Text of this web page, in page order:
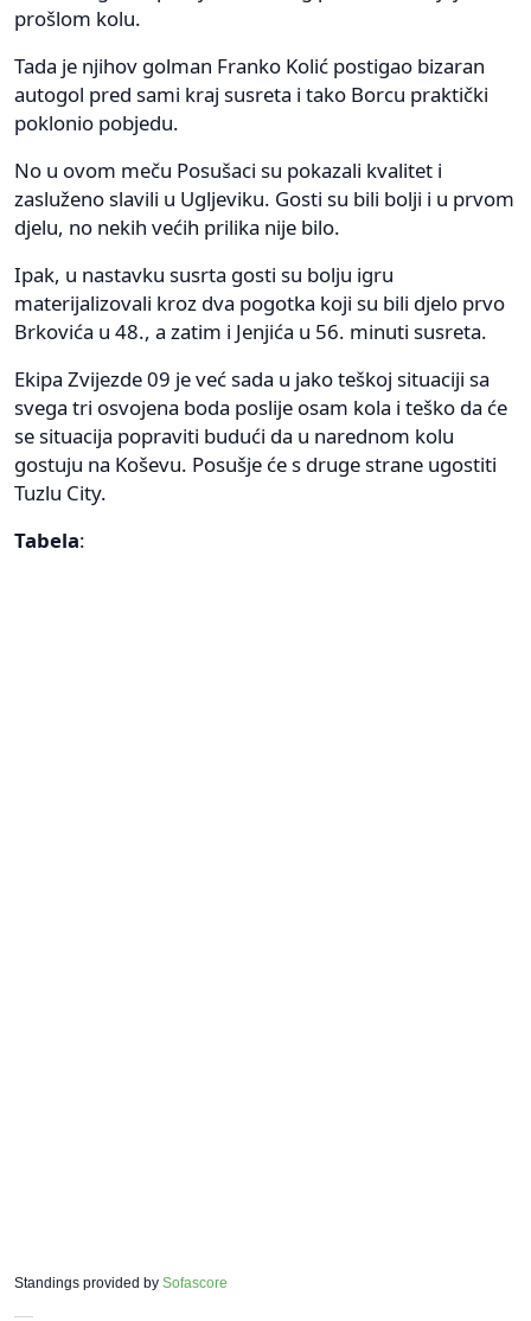
prošlom kolu.
Tada je njihov golman Franko Kolić postigao bizaran
autogol pred sami kraj susreta i tako Borcu praktički
poklonio pobjedu.
No u ovom meču Posušaci su pokazali kvalitet i
zasluženo slavili u Ugljeviku. Gosti su bili bolji i u prvom
djelu, no nekih većih prilika nije bilo.
Ipak, u nastavku susrta gosti su bolju igru
materijalizovali kroz dva pogotka koji su bili djelo prvo
Brkovića u 48., a zatim i Jenjića u 56. minuti susreta.
Ekipa Zvijezde 09 je već sada u jako teškoj situaciji sa
svega tri osvojena boda poslije osam kola i teško da će
se situacija popraviti budući da u narednom kolu
gostuju na Koševu. Posušje će s druge strane ugostiti
Tuzlu City.
Tabela:
Standings provided by Sofascore